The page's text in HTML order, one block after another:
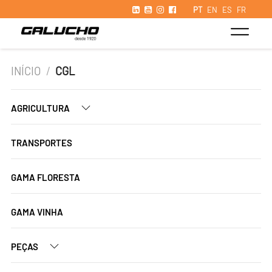
PT EN ES FR
INÍCIO / CGL
AGRICULTURA
TRANSPORTES
GAMA FLORESTA
GAMA VINHA
PEÇAS